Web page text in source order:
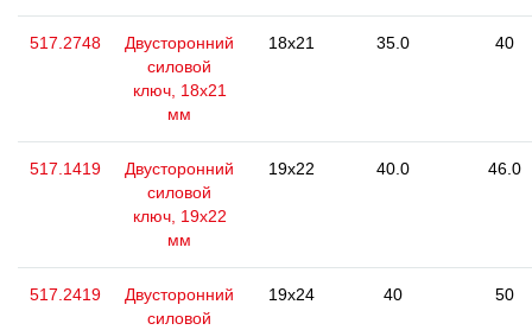
517.2748
Двусторонний
силовой
ключ, 18x21
мм
18x21 35.0 40
517.1419
Двусторонний
силовой
ключ, 19x22
мм
19x22 40.0 46.0
517.2419
Двусторонний
силовой
19x24 40 50